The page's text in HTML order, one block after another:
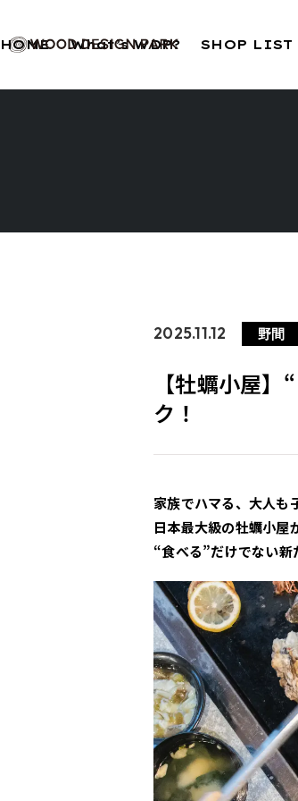
HOME What’s WDP? SHOP LIST
2025.11.12 野間
【牡蠣小屋
ク！
家族でハマる、大人も
日本最大級の牡蠣小
“食べる”だけでない新